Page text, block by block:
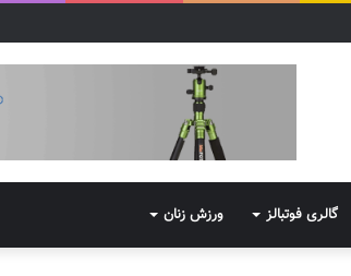
گالری فوتبالز ورزش زنان